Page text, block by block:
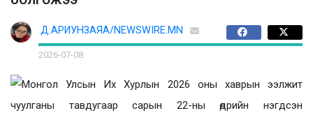
Д.АРИУНЗАЯА/NEWSWIRE.MN
2026-07-08
Монгол Улсын Их Хурлын 2026 оны хаврын ээлжит
чуулганы тавдугаар сарын 22-ны өдрийн нэгдсэн